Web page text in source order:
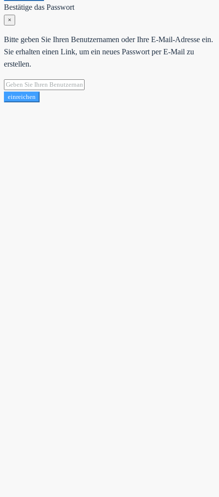
Bestätige das Passwort
×
Bitte geben Sie Ihren Benutzernamen oder Ihre E-Mail-Adresse ein.
Sie erhalten einen Link, um ein neues Passwort per E-Mail zu
erstellen.
einreichen